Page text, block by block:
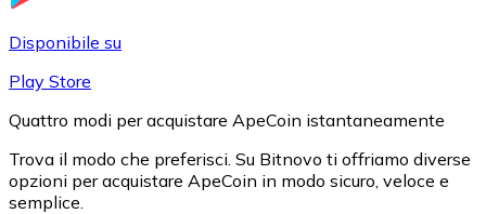
Disponibile su
Play Store
Quattro modi per acquistare ApeCoin istantaneamente
Trova il modo che preferisci. Su Bitnovo ti offriamo diverse
opzioni per acquistare ApeCoin in modo sicuro, veloce e
semplice.